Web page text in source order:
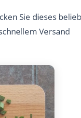
Sie dieses
Versand